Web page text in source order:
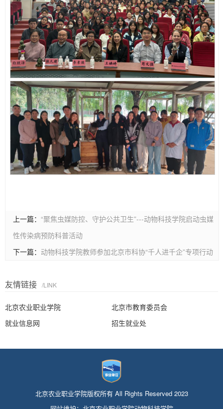
上一篇： “聚焦虫媒防控、守护公共卫生”---动物科技学院启动虫媒
性传染病预防科普活动
下一篇： 动物科技学院教师参加北京市科协“千人进千企”专项行动
友情链接 /LINK
北京农业职业学院
北京市教育委员会
就业信息网
招生就业处
北京农业职业学院版权所有 All Rights Reserved 2023